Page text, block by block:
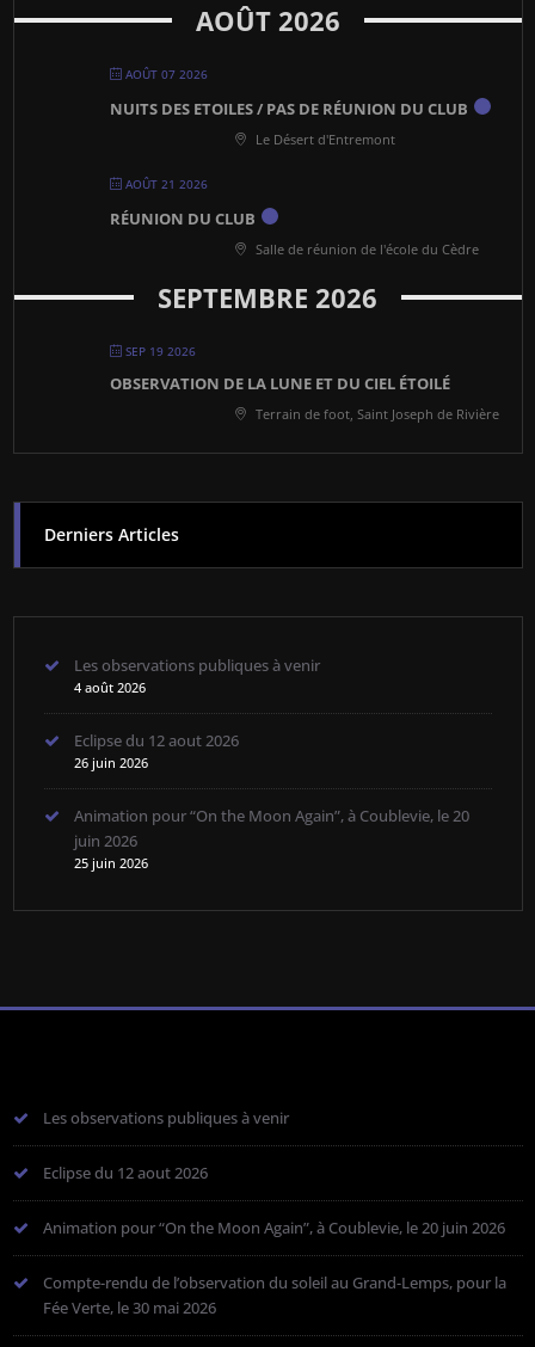
AOÛT 2026
AOÛT 07 2026
NUITS DES ETOILES / PAS DE RÉUNION DU CLUB
Le Désert d'Entremont
AOÛT 21 2026
RÉUNION DU CLUB
Salle de réunion de l'école du Cèdre
SEPTEMBRE 2026
SEP 19 2026
OBSERVATION DE LA LUNE ET DU CIEL ÉTOILÉ
Terrain de foot, Saint Joseph de Rivière
Derniers Articles
Les observations publiques à venir
4 août 2026
Eclipse du 12 aout 2026
26 juin 2026
Animation pour “On the Moon Again”, à Coublevie, le 20
juin 2026
25 juin 2026
Les observations publiques à venir
Eclipse du 12 aout 2026
Animation pour “On the Moon Again”, à Coublevie, le 20 juin 2026
Compte-rendu de l’observation du soleil au Grand-Lemps, pour la
Fée Verte, le 30 mai 2026